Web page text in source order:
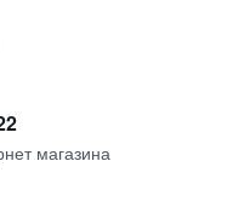
магазина